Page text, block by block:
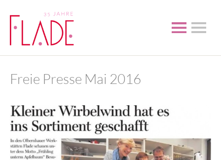
Freie Presse Mai 2016